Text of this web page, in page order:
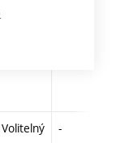
Volitelný -